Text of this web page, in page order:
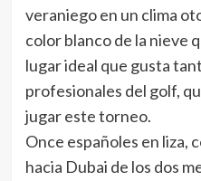
veraniego en un clima
color blanco de la nieve
lugar ideal que gusta
profesionales del golf,
jugar este torneo.
Once españoles en liza,
hacia Dubai de los dos